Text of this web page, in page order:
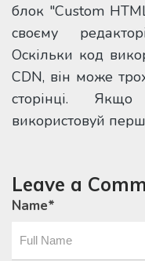
блок "Custom
своєму
Оскільки код
CDN, він може
сторінці.
використовуй
Leave a
Name*